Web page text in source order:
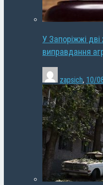
У Запоріжжі дві
виправдання
zapsich, 10/